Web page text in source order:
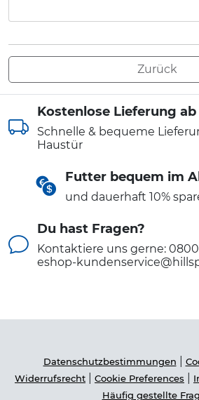
Zurück
Kostenlose Lieferung
Schnelle & bequeme
Haustür
Futter bequem im
und dauerhaft 10%
Du hast Fragen?
Kontaktiere uns gerne:
eshop-
Datenschutzbestimmungen
Widerrufsrecht Cookie Preferences
Häufig gestellte